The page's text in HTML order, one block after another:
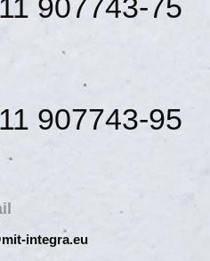
907743-75
907743-95
integra.eu